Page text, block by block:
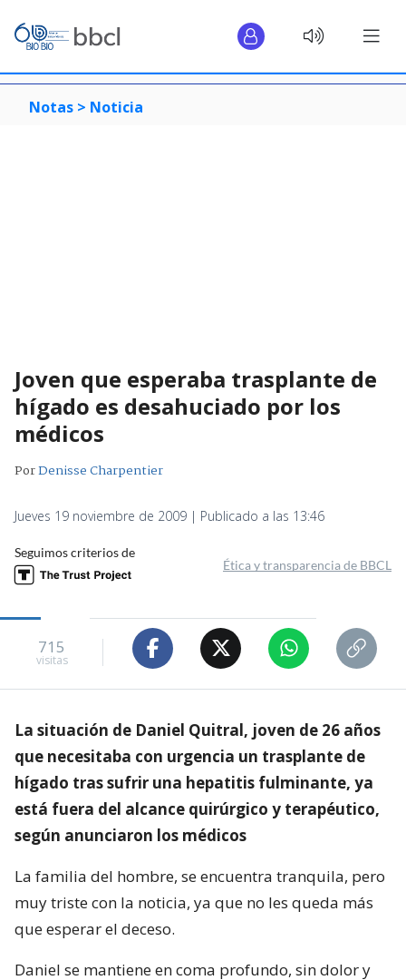
Notas > Noticia
Joven que esperaba trasplante de
hígado es desahuciado por los
médicos
PorDenisse Charpentier
Jueves 19 noviembre de 2009 | Publicado a las 13:46
Seguimos criterios de
Ética y transparencia de BBCL
715
visitas
La situación de Daniel Quitral, joven de 26 años
que necesitaba con urgencia un trasplante de
hígado tras sufrir una hepatitis fulminante, ya
está fuera del alcance quirúrgico y terapéutico,
según anunciaron los médicos
La familia del hombre, se encuentra tranquila, pero
muy triste con la noticia, ya que no les queda más
que esperar el deceso.
Daniel se mantiene en coma profundo, sin dolor y